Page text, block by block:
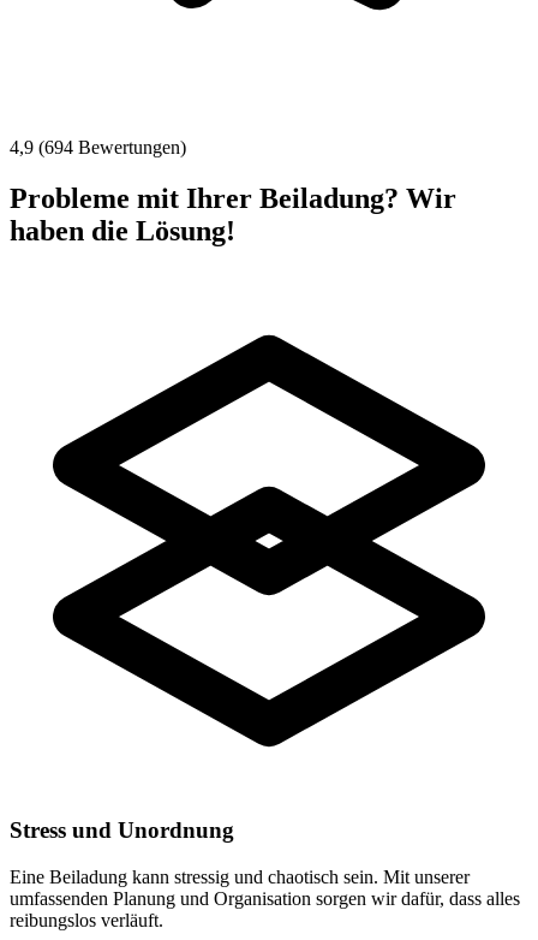
4,9 (694 Bewertungen)
Probleme mit Ihrer Beiladung? Wir
haben die Lösung!
Stress und Unordnung
Eine Beiladung kann stressig und chaotisch sein. Mit unserer
umfassenden Planung und Organisation sorgen wir dafür, dass alles
reibungslos verläuft.